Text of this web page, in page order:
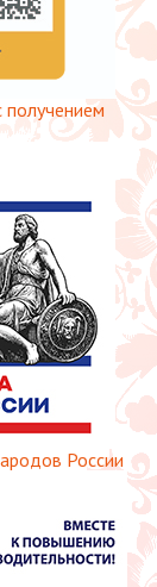
получением
России